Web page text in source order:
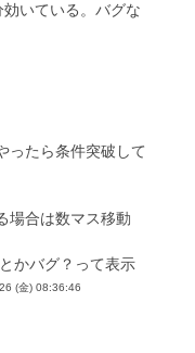
いている。バグな
ったら条件突破して
場合は数マス移動
かバグ？って表示
(金) 08:36:46